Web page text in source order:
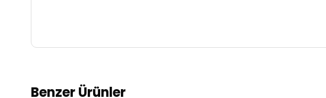
Benzer Ürünler